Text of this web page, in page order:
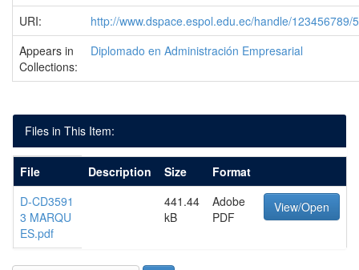
URI:
http://www.dspace.espol.edu.ec/handle/123456789/
Appears in
Collections:
Diplomado en Administración Empresarial
Files in This Item:
File Description Size
Format
D-CD3591
3 MARQU
ES.pdf
441.44
kB
Adobe
PDF
View/Open